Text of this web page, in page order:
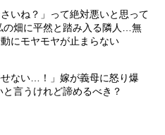
さいね？」って絶対悪いと思って
畑に平然と踏み入る隣人…無
にモヤモヤが止まらない
せない…！」嫁が義母に怒り爆
言うけれど諦めるべき？